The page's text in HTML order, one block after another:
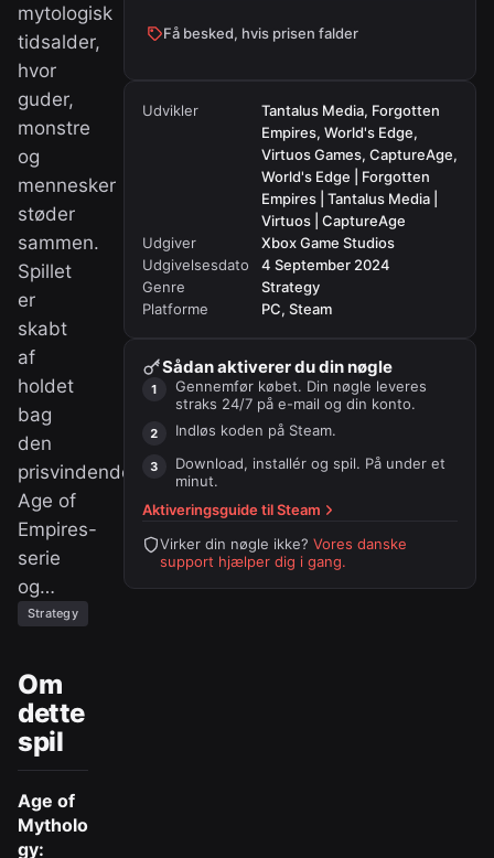
mytologisk
tidsalder,
hvor
guder,
monstre
og
mennesker
støder
sammen.
Spillet
er
skabt
af
holdet
bag
den
prisvindende
Age of
Empires-
serie
og…
Strategy
Få besked, hvis prisen falder
Udvikler
Tantalus Media, Forgotten
Empires, World's Edge,
Virtuos Games, CaptureAge,
World's Edge | Forgotten
Empires | Tantalus Media |
Virtuos | CaptureAge
Udgiver
Xbox Game Studios
Udgivelsesdato
4 September 2024
Genre
Strategy
Platforme
PC, Steam
Sådan aktiverer du din nøgle
Gennemfør købet. Din nøgle leveres
straks 24/7 på e-mail og din konto.
Indløs koden på Steam.
Download, installér og spil. På under et
minut.
Aktiveringsguide tilSteam
Virker din nøgle ikke? Vores danske
support hjælper dig i gang.
Om
dette
spil
Age of
Mytholo
gy: